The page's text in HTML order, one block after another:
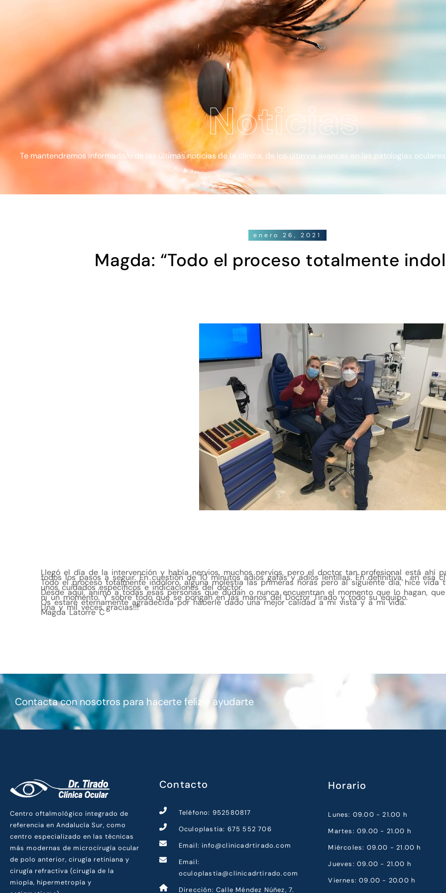
Noticias
Te mantendremos informada/o de las últimas noticias de la clínica, de los últimos avances en las patologías
enero 26, 2021
Magda: “Todo el proceso totalmente
Llegó el día de la intervención y había nervios, muchos nervios, pero el doctor tan profesional está ahí
todos los pasos a seguir. En cuestión de 10 minutos adiós gafas y adiós lentillas. En definitiva, en esa
Todo el proceso totalmente indoloro, alguna molestia las primeras horas pero al siguiente día, hice vida
unos cuidados específicos e indicaciones del doctor.
Desde aquí, animo a todas esas personas que dudan o nunca encuentran el momento que lo hagan,
ni un momento. Y sobre todo que se pongan en las manos del Doctor Tirado y todo su equipo.
Os estaré eternamente agradecida por haberle dado una mejor calidad a mi vista y a mi vida.
Una y mil veces gracias!!!
Magda Latorre C
Contacta con nosotros para hacerte feliz y ayudarte
Centro oftalmológico integrado de
referencia en Andalucía Sur, como
centro especializado en las técnicas
más modernas de microcirugía ocular
de polo anterior, cirugía retiniana y
cirugía refractiva (cirugía de la
miopía, hipermetropía y
Contacto
Teléfono: 952580817
Oculoplastia: 675 552 706
Email: info@clinicadrtirado.com
Email:
oculoplastia@clinicadrtirado.com
Dirección: Calle Méndez Núñez, 7.
Horario
Lunes: 09.00 - 21.00 h
Martes: 09.00 - 21.00 h
Miércoles: 09.00 - 21.00 h
Jueves: 09.00 - 21.00 h
Viernes: 09.00 - 20.00 h